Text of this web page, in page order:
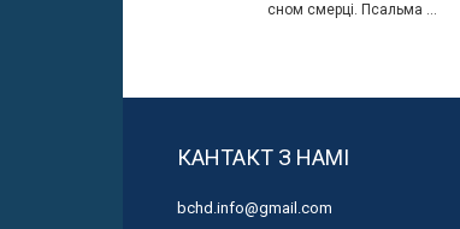
сном смерці. Псальма ...
КАНТАКТ З НАМІ
bchd.info@gmail.com